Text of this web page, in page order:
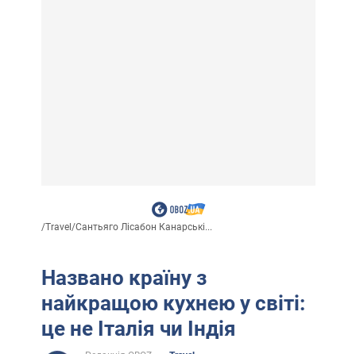
/Travel /Сантьяго Лісабон Канарські...
Названо країну з
найкращою кухнею у світі:
це не Італія чи Індія